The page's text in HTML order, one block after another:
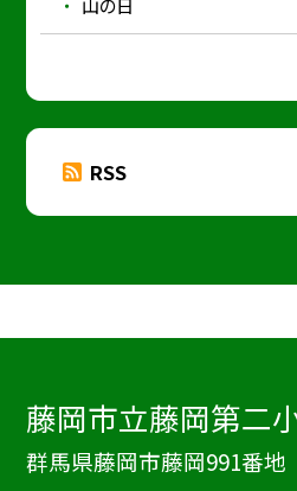
RSS
藤岡市立藤岡第二
群馬県藤岡市藤岡991番地